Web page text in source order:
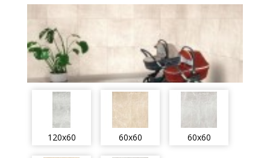
120x60 60x60 60x60